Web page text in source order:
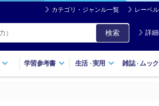
カテゴリ・ジャンル一覧 レーベ
検索 詳
学習参考書 生活・実用 雑誌・ ムック